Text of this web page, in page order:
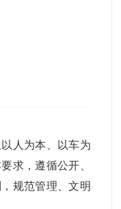
人为本、以车为
求，遵循公开、
规范管理、文明